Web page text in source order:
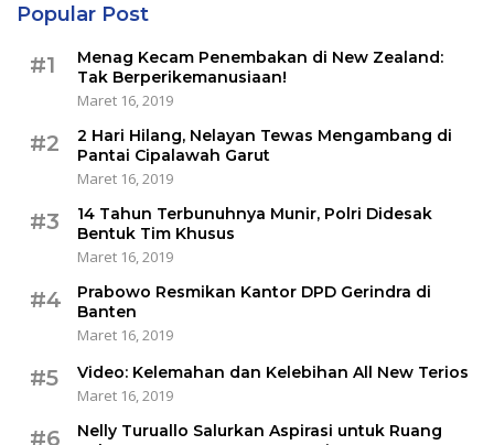
Popular Post
#1
Menag Kecam Penembakan di New Zealand:
Tak Berperikemanusiaan!
Maret 16, 2019
#2
2 Hari Hilang, Nelayan Tewas Mengambang di
Pantai Cipalawah Garut
Maret 16, 2019
#3
14 Tahun Terbunuhnya Munir, Polri Didesak
Bentuk Tim Khusus
Maret 16, 2019
#4
Prabowo Resmikan Kantor DPD Gerindra di
Banten
Maret 16, 2019
#5
Video: Kelemahan dan Kelebihan All New Terios
Maret 16, 2019
#6
Nelly Turuallo Salurkan Aspirasi untuk Ruang